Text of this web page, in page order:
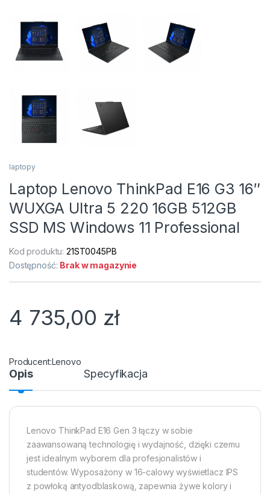
laptopy
Laptop Lenovo ThinkPad E16 G3 16″
WUXGA Ultra 5 220 16GB 512GB
SSD MS Windows 11 Professional
Kod produktu:21ST0045PB
Dostępność: Brak w magazynie
4 735,00 zł
Lenovo
Opis Specyfikacja
Lenovo ThinkPad E16 Gen 3 łączy w sobie
zaawansowaną technologię i wydajność, dzięki czemu
jest idealnym wyborem dla profesjonalistów i
studentów. Wyposażony w 16-calowy wyświetlacz IPS
z powłoką antyodblaskową, zapewnia żywe kolory i